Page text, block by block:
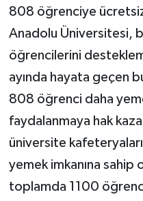
808 öğrenciye
Anadolu Üniversitesi,
öğrencilerini
ayında hayata geçen
808 öğrenci daha
faydalanmaya hak
üniversite
yemek imkanına sahip
toplamda 1100